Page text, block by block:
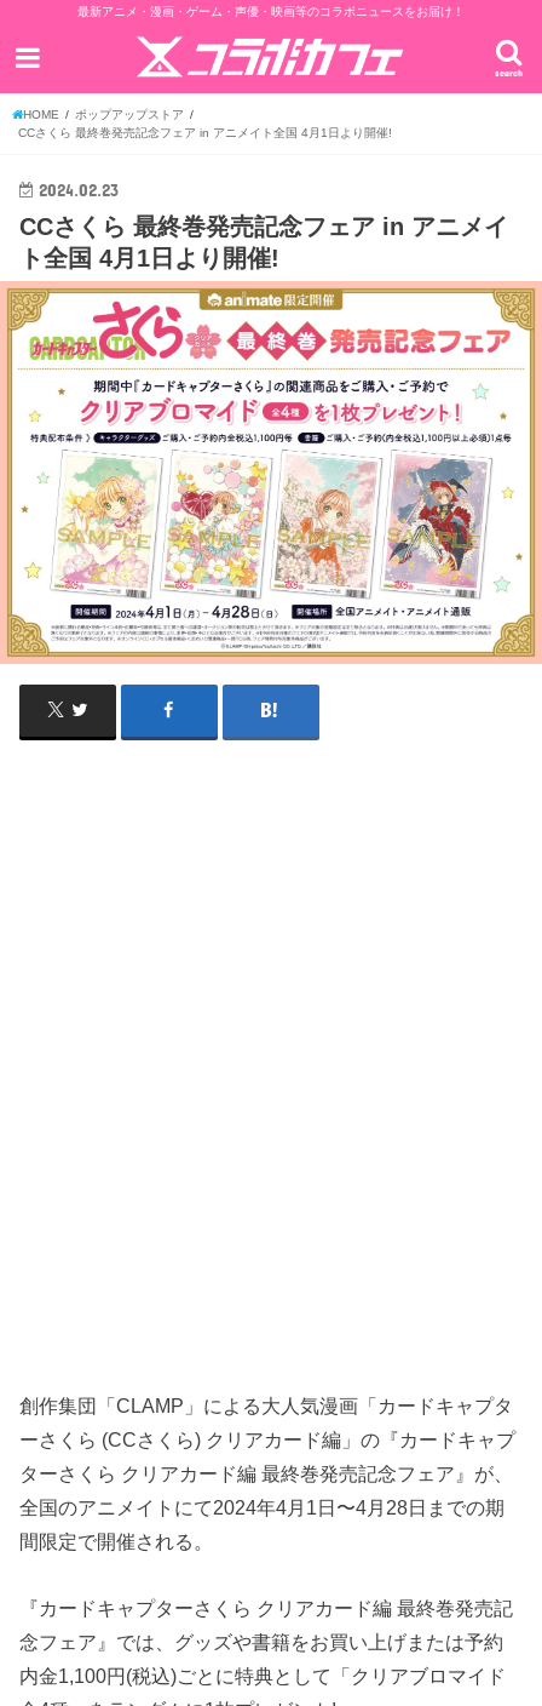
最新アニメ・漫画・ゲーム・声優・映画等のコラボニュースをお届け！
search
HOME
ポップアップストア
CCさくら 最終巻発売記念フェア in アニメイト全国 4月1日より開催!
2024.02.23
CCさくら 最終巻発売記念フェア in アニメイ
ト全国 4月1日より開催!
創作集団「CLAMP」による大人気漫画「カードキャプタ
ーさくら (CCさくら) クリアカード編」の『カードキャプ
ターさくら クリアカード編 最終巻発売記念フェア』が、
全国のアニメイトにて2024年4月1日〜4月28日までの期
間限定で開催される。
『カードキャプターさくら クリアカード編 最終巻発売記
念フェア』では、グッズや書籍をお買い上げまたは予約
内金1,100円(税込)ごとに特典として「クリアブロマイド